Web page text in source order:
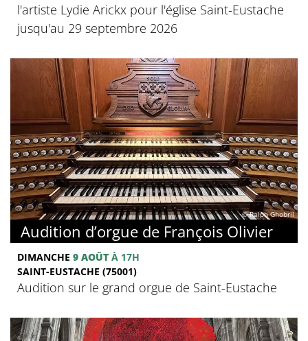
l'artiste Lydie Arickx pour l'église Saint-Eustache
jusqu'au 29 septembre 2026
© Ralph Ghobril
Audition d’orgue de François Olivier
DIMANCHE 9 AOÛT À 17H
SAINT-EUSTACHE (75001)
Audition sur le grand orgue de Saint-Eustache